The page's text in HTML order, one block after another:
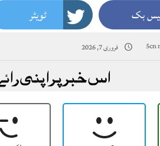
بک ٹویٹر
5cn فروری 7, 2026
اس خبر پر اپنی